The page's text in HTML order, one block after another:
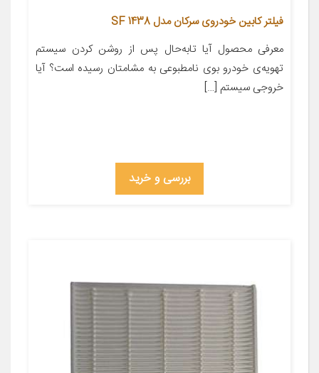
فیلتر کابین خودروی سرکان مدل SF 1438
معرفی محصول آیا تابه‌حال پس از روشن کردن سیستم
تهویه‌ی خودرو بوی نامطبوعی به مشامتان رسیده است؟ آیا
خروجی سیستم […]
بررسی و خرید